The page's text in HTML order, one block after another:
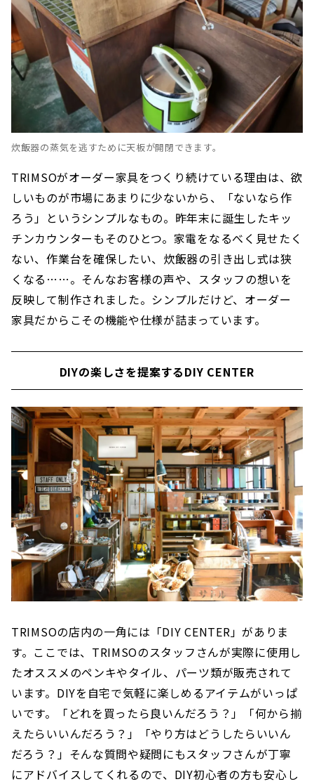
炊飯器の蒸気を逃すために天板が開閉できます。
TRIMSOがオーダー家具をつくり続けている理由は、欲
しいものが市場にあまりに少ないから、「ないなら作
ろう」というシンプルなもの。昨年末に誕生したキッ
チンカウンターもそのひとつ。家電をなるべく見せたく
ない、作業台を確保したい、炊飯器の引き出し式は狭
くなる……。そんなお客様の声や、スタッフの想いを
反映して制作されました。シンプルだけど、オーダー
家具だからこその機能や仕様が詰まっています。
DIYの楽しさを提案するDIY CENTER
TRIMSOの店内の一角には「DIY CENTER」がありま
す。ここでは、TRIMSOのスタッフさんが実際に使用し
たオススメのペンキやタイル、パーツ類が販売されて
います。DIYを自宅で気軽に楽しめるアイテムがいっぱ
いです。「どれを買ったら良いんだろう？」「何から揃
えたらいいんだろう？」「やり方はどうしたらいいん
だろう？」そんな質問や疑問にもスタッフさんが丁寧
にアドバイスしてくれるので、DIY初心者の方も安心し